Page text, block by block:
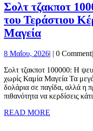
Σολτ τζακποτ
του Τεράστιου
ΜαγείαΣολτ
100000:
Η
του
Τεράστιου
8 Μαΐου, 20268
2026
| | 0 Comment|
Σολτ τζακποτ 100000: Η ψευδαίσθηση του Τεράστιου Κέρδους
χωρίς Καμία Μαγεία Τα
δολάρια σε παγίδα, αλλά η
πιθανότητα να κερδίσεις
READ MORE